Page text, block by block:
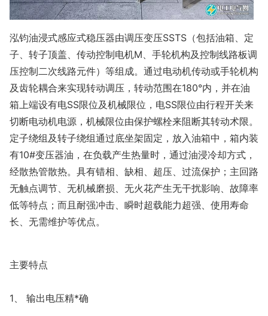
泓钧油浸式感应式稳压器由调压变压SSTS（包括油箱、定
子、转子顶盖、传动控制电机M、手轮机构及控制线路板调
压控制二次线路元件）等组成。通过电动机传动或手轮机构
及齿轮耦合来实现转动调压，转动范围在180°内，并在油
箱上端设有电SS限位及机械限位，电SS限位由行程开关来
切断电动机电源，机械限位由保护螺栓来阻断其转动术限。
定子绕组及转子绕组通过底坐架固定，放入油箱中，箱内装
有10#变压器油，在负载产生热量时，通过油浸冷却方式，
经散热管散热。具有错相、缺相、超压、过流保护；主回路
无触点调节、无机械磨损、无火花产生无干扰影响、故障率
低等特点；而且耐强冲击、瞬时超载能力超强、使用寿命
长、无需维护等优点。
主要特点
1、 输出电压精*确